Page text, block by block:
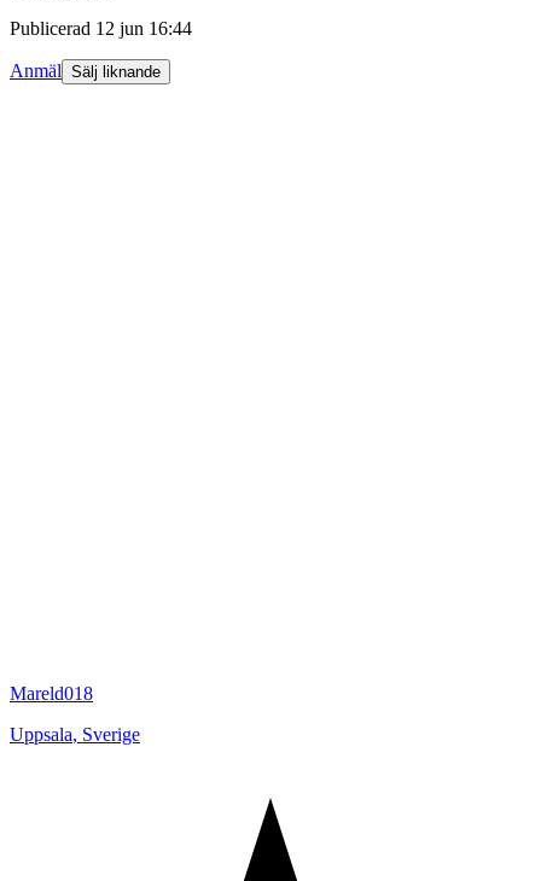
Publicerad 12 jun 16:44
Anmäl Sälj liknande
Mareld018
Uppsala, Sverige